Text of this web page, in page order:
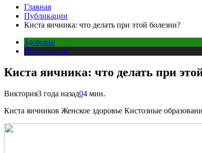
Главная
Публикации
Киста яичника: что делать при этой болезни?
Здоровье
Публикации
Киста яичника: что делать при
Виктория3 года назад04 мин.
Киста яичников Женское здоровье Кистозные